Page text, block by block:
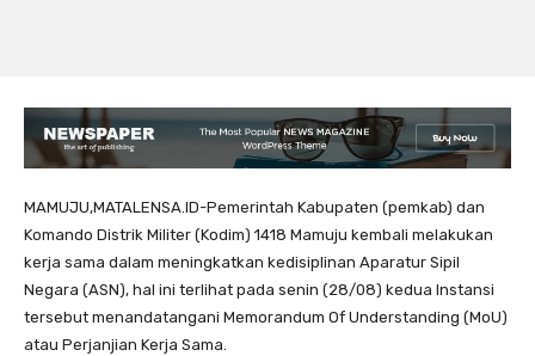
MAMUJU,MATALENSA.ID-Pemerintah Kabupaten (pemkab) dan
Komando Distrik Militer (Kodim) 1418 Mamuju kembali melakukan
kerja sama dalam meningkatkan kedisiplinan Aparatur Sipil
Negara (ASN), hal ini terlihat pada senin (28/08) kedua Instansi
tersebut menandatangani Memorandum Of Understanding (MoU)
atau Perjanjian Kerja Sama.